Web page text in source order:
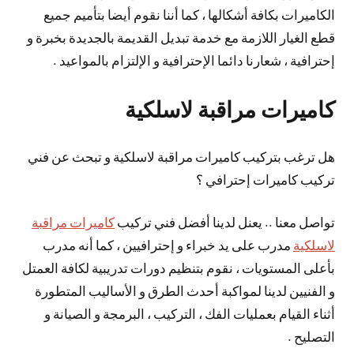
الكاميرات بكافة أشكالها ، كما أننا نقوم أيضا بتأميم جميع
قطع الغيار اللازمة مع خدمة تبديل القديمة بالجديدة بخبرة و
إحترافية ، شعارنا دائما الإحترافية و الإلتزام بالمواعيد .
كاميرات مراقبة لاسلكية
هل ترغب بتركيب كاميرات مراقبة لاسلكية و تبحث عن فني
تركيب كاميرات إحترافي ؟
تواصل معنا .. يعنل لدينا أفضل فني تركيب كاميرات مراقبة
لاسلكية مدرب على يد خبراء و إحترافيين ، كما أنه مدرب
بأعلى المستويات ، نقوم بتنظيم دورات تدريبية لكافة العمتل
و الفنيين لدينا لمواكبة أحدث الطرق و الأساليب المتطورة
أثناء القيام بعمليات الفك ، التركيب ، البرمجة و الصيانة و
التصليح .